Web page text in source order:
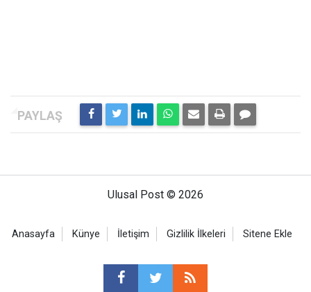
Ulusal Post © 2026
Anasayfa Künye İletişim Gizlilik İlkeleri Sitene Ekle